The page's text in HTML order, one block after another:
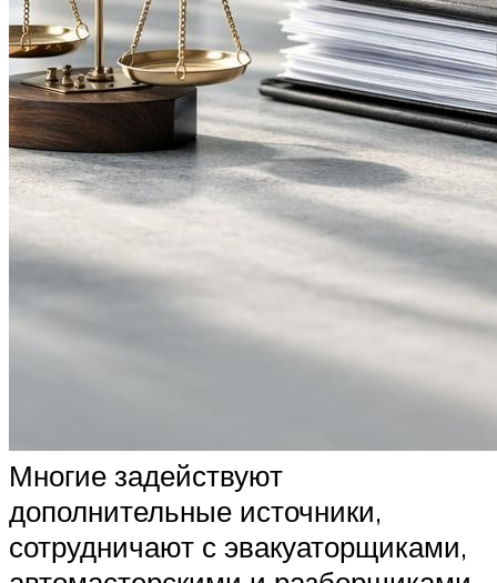
Многие задействуют
дополнительные источники,
сотрудничают с эвакуаторщиками,